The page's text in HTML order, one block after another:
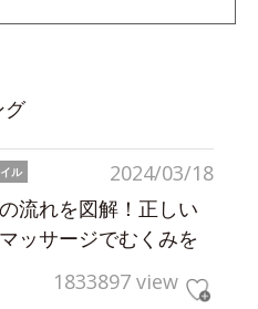
グ
2024/03/18
ル
流れを図解！正しい
ッサージでむくみを
1833897 view